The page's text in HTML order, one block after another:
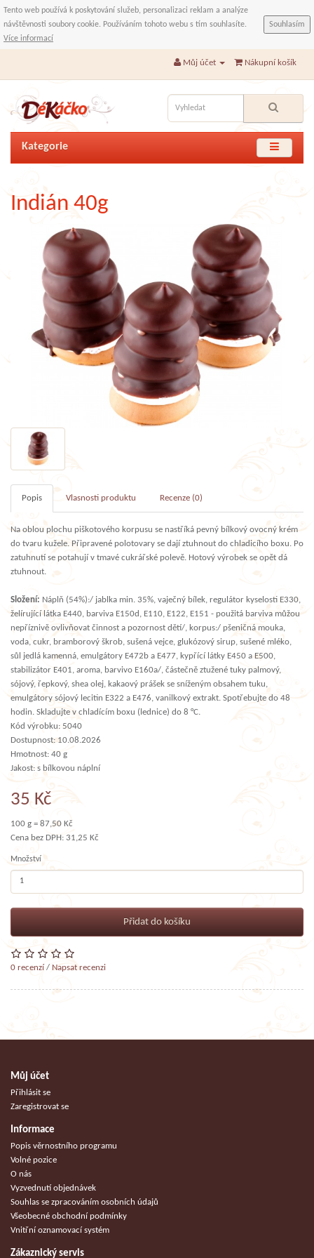
Tento web používá k poskytování služeb, personalizaci reklam a analýze
návštěvnosti soubory cookie. Používáním tohoto webu s tím souhlasíte.
Více informací
Souhlasím
Můj účet Nákupní košík
Kategorie
Indián 40g
Popis Vlasnosti produktu Recenze (0)
Na oblou plochu piškotového korpusu se nastříká pevný bílkový ovocný krém
do tvaru kužele. Připravené polotovary se dají ztuhnout do chladicího boxu. Po
zatuhnutí se potahují v tmavé cukrářské polevě. Hotový výrobek se opět dá
ztuhnout.
Složení: Náplň (54%):/ jablka min. 35%, vaječný bílek, regulátor kyselosti E330,
želírující látka E440, barviva E150d, E110, E122, E151 - použitá barviva můžou
nepříznivě ovlivňovat činnost a pozornost dětí/, korpus:/ pšeničná mouka,
voda, cukr, bramborový škrob, sušená vejce, glukózový sirup, sušené mléko,
sůl jedlá kamenná, emulgátory E472b a E477, kypřící látky E450 a E500,
stabilizátor E401, aroma, barvivo E160a/, částečně ztužené tuky palmový,
sójový, řepkový, shea olej, kakaový prášek se sníženým obsahem tuku,
emulgátory sójový lecitin E322 a E476, vanilkový extrakt. Spotřebujte do 48
hodin. Skladujte v chladícím boxu (lednice) do 8 °C.
Kód výrobku: 5040
Dostupnost: 10.08.2026
Hmotnost: 40 g
Jakost: s bílkovou náplní
35 Kč
100 g = 87,50 Kč
Cena bez DPH: 31,25 Kč
Množství
Přidat do košíku
0 recenzí/ Napsat recenzi
Můj účet
Přihlásit se
Zaregistrovat se
Informace
Popis věrnostního programu
Volné pozice
O nás
Vyzvednutí objednávek
Souhlas se zpracováním osobních údajů
Všeobecné obchodní podmínky
Vnitřní oznamovací systém
Zákaznický servis